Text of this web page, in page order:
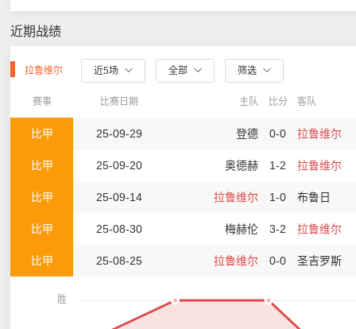
近期战绩
拉鲁维尔 近5场 全部 筛选
赛事 比赛日期 主队 比分 客队
比甲 25-09-29 登德 0-0 拉鲁维尔
比甲 25-09-20 奥德赫 1-2 拉鲁维尔
比甲 25-09-14 拉鲁维尔 1-0 布鲁日
比甲 25-08-30 梅赫伦 3-2 拉鲁维尔
比甲 25-08-25 拉鲁维尔 0-0 圣吉罗斯
胜